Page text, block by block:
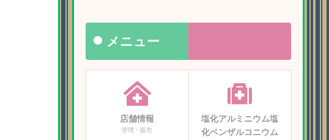
メニュー
店舗情報
管理・販売
塩化アルミニウム塩
化ベンザルコニウム